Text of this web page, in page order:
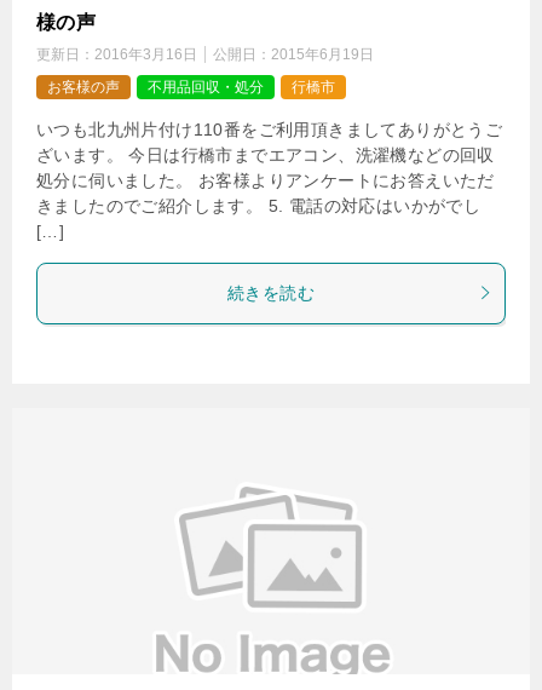
様の声
更新日： 2016年3月16日 公開日： 2015年6月19日
お客様の声
不用品回収・処分 行橋市
いつも北九州片付け110番をご利用頂きましてありがとうご
ざいます。 今日は行橋市までエアコン、洗濯機などの回収
処分に伺いました。 お客様よりアンケートにお答えいただ
きましたのでご紹介します。 5. 電話の対応はいかがでし
[…]
続きを読む